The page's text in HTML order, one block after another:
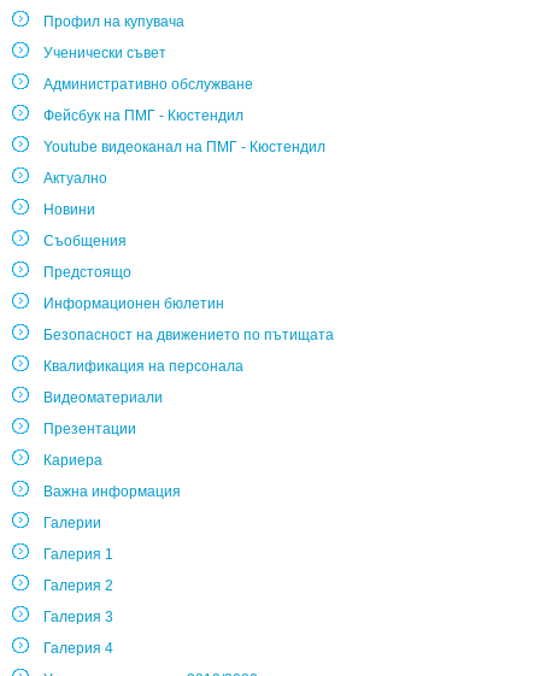
Профил на купувача
Ученически съвет
Административно обслужване
Фейсбук на ПМГ - Кюстендил
Youtube видеоканал на ПМГ - Кюстендил
Актуално
Новини
Съобщения
Предстоящо
Информационен бюлетин
Безопасност на движението по пътищата
Квалификация на персонала
Видеоматериали
Презентации
Кариера
Важна информация
Галерии
Галерия 1
Галерия 2
Галерия 3
Галерия 4